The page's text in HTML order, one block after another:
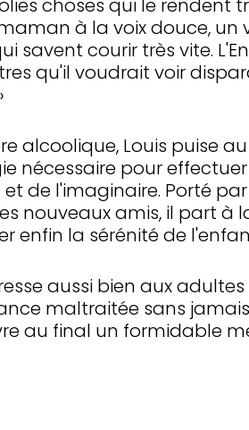
choses qui le rendent
à la voix douce, un
savent courir très vite.
qu'il voudrait voir
alcoolique, Louis puise
nécessaire pour
de l'imaginaire. Porté
nouveaux amis, il part à
enfin la sérénité de
aussi bien aux
maltraitée sans
au final un formidable